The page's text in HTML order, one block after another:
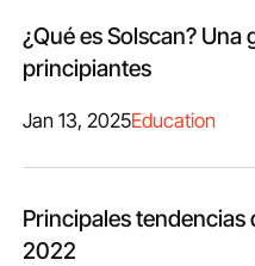
¿Qué es Solscan? Una
principiantes
Jan 13, 2025Education
Principales
2022